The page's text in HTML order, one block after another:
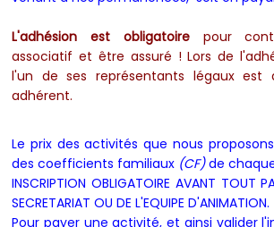
L'adhésion est obligatoirepour
associatif et être assuré !Lors de
l'un de ses représentants légaux est
adhérent.
Le prix des activités que nous
des coefficients familiaux (CF)de
INSCRIPTION OBLIGATOIRE AVANT TOUT
SECRETARIAT OU DE L'EQUIPE D'ANIMATION.
Pour payer une activité, et ainsi valider